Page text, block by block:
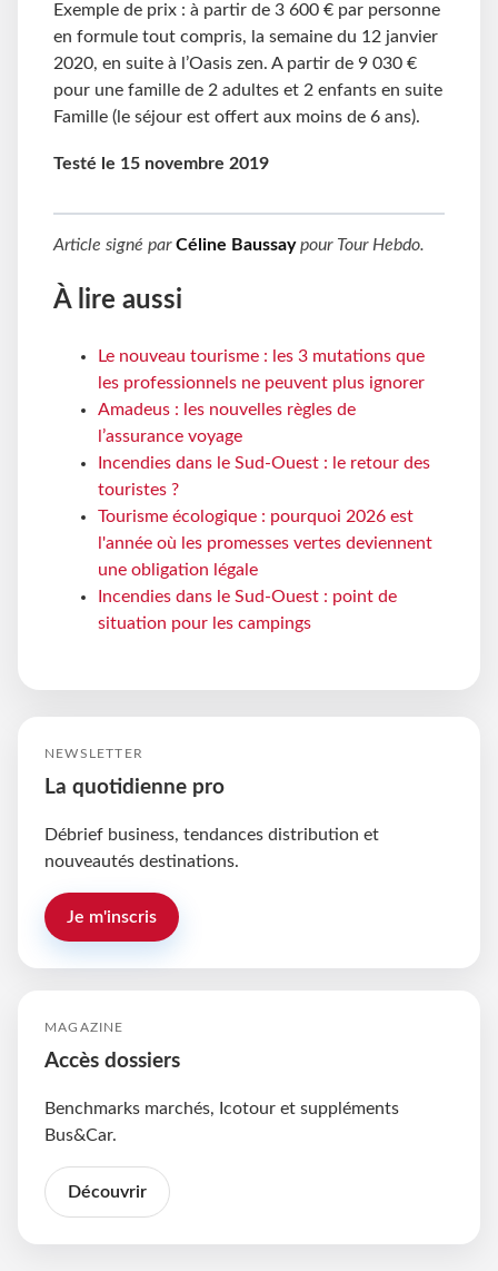
Exemple de prix : à partir de 3 600 € par personne
en formule tout compris, la semaine du 12 janvier
2020, en suite à l’Oasis zen. A partir de 9 030 €
pour une famille de 2 adultes et 2 enfants en suite
Famille (le séjour est offert aux moins de 6 ans).
Testé le 15 novembre 2019
Article signé parCéline Baussaypour Tour Hebdo.
À lire aussi
Le nouveau tourisme : les 3 mutations que
les professionnels ne peuvent plus ignorer
Amadeus : les nouvelles règles de
l’assurance voyage
Incendies dans le Sud-Ouest : le retour des
touristes ?
Tourisme écologique : pourquoi 2026 est
l'année où les promesses vertes deviennent
une obligation légale
Incendies dans le Sud-Ouest : point de
situation pour les campings
NEWSLETTER
La quotidienne pro
Débrief business, tendances distribution et
nouveautés destinations.
Je m'inscris
MAGAZINE
Accès dossiers
Benchmarks marchés, Icotour et suppléments
Bus&Car.
Découvrir